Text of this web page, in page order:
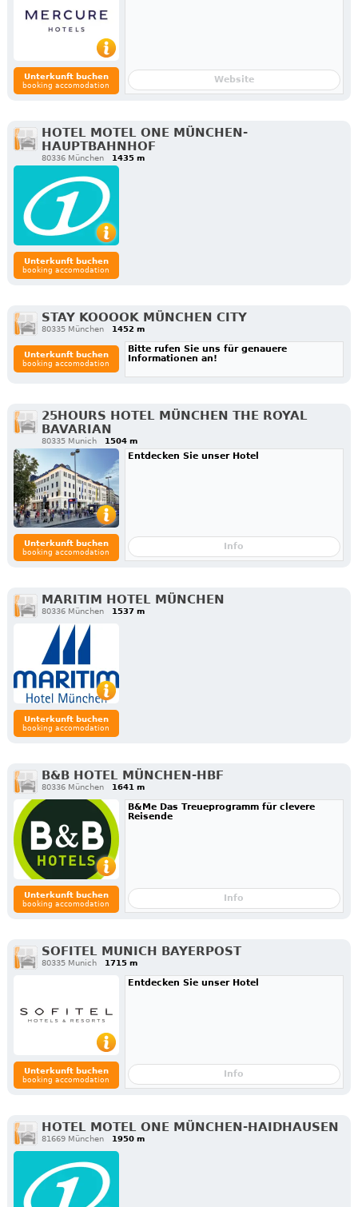
Unterkunft buchen
booking accomodation
Website
HOTEL MOTEL ONE MÜNCHEN-
HAUPTBAHNHOF
80336 München 1435 m
Unterkunft buchen
booking accomodation
STAY KOOOOK MÜNCHEN CITY
80335 München 1452 m
Unterkunft buchen
booking accomodation
Bitte rufen Sie uns für genauere
Informationen an!
25HOURS HOTEL MÜNCHEN THE ROYAL
BAVARIAN
80335 Munich 1504 m
Unterkunft buchen
booking accomodation
Entdecken Sie unser Hotel
Info
MARITIM HOTEL MÜNCHEN
80336 München 1537 m
Unterkunft buchen
booking accomodation
B&B HOTEL MÜNCHEN-HBF
80336 München 1641 m
Unterkunft buchen
booking accomodation
B&Me Das Treueprogramm für clevere
Reisende
Info
SOFITEL MUNICH BAYERPOST
80335 Munich 1715 m
Unterkunft buchen
booking accomodation
Entdecken Sie unser Hotel
Info
HOTEL MOTEL ONE MÜNCHEN-HAIDHAUSEN
81669 München 1950 m